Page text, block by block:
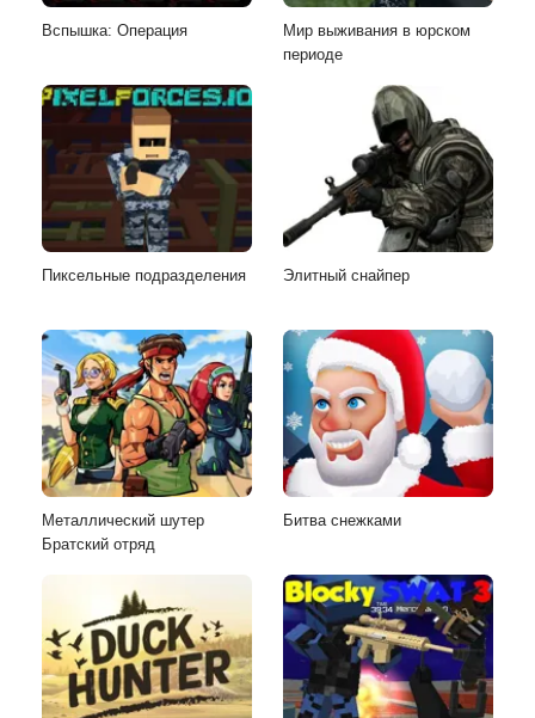
Вспышка: Операция
Мир выживания в юрском
периоде
Пиксельные подразделения Элитный снайпер
Металлический шутер
Братский отряд
Битва снежками